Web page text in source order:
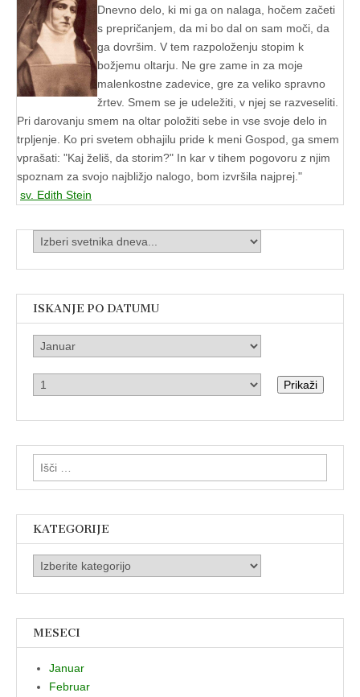
Dnevno delo, ki mi ga on nalaga, hočem začeti
s prepričanjem, da mi bo dal on sam moči, da
ga dovršim. V tem razpoloženju stopim k
božjemu oltarju. Ne gre zame in za moje
malenkostne zadevice, gre za veliko spravno
žrtev. Smem se je udeležiti, v njej se razveseliti.
Pri darovanju smem na oltar položiti sebe in vse svoje delo in
trpljenje. Ko pri svetem ob­hajilu pride k meni Gospod, ga smem
vprašati: "Kaj želiš, da storim?" In kar v tihem pogovoru z njim
spoznam za svojo najbližjo nalogo, bom izvršila najprej."
sv. Edith Stein
ISKANJE PO DATUMU
Prikaži
Išči:
KATEGORIJE
Kategorije
MESECI
Januar
Februar